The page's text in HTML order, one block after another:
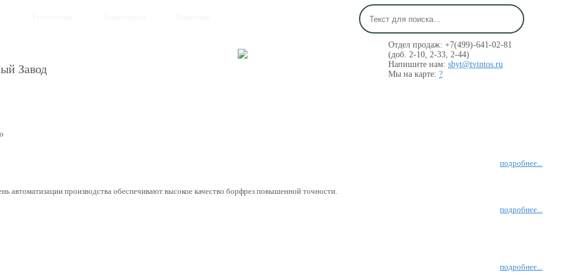
Завод
Отдел продаж: +7(499)-641-02-81
(доб. 2-10, 2-33, 2-44)
Напишите нам: sbyt@tvintos.ru
Мы на карте: ?
подробнее...
автоматизации производства обеспечивают высокое качество борфрез повышенной точности.
подробнее...
подробнее...